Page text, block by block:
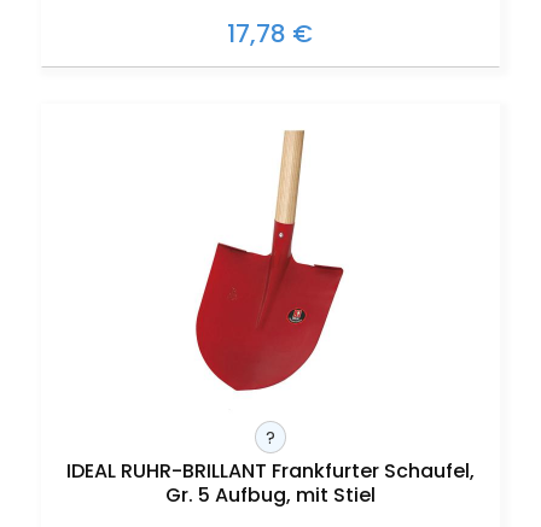
17,78 €
?
IDEAL RUHR-BRILLANT Frankfurter Schaufel,
Gr. 5 Aufbug, mit Stiel